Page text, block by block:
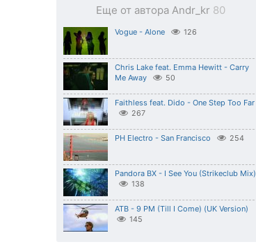
Еще от автора Andr_kr 80
Vogue - Alone 126
Chris Lake feat. Emma Hewitt - Carry
Me Away
50
Faithless feat. Dido - One Step Too Far
267
PH Electro - San Francisco 254
Pandora BX - I See You (Strikeclub Mix)
138
ATB - 9 PM (Till I Come) (UK Version)
145